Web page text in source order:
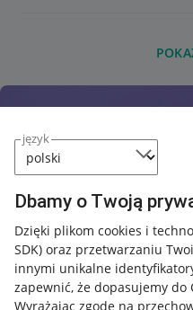
język
Dbamy o Twoją
Dzięki plikom cookies i
SDK) oraz przetwarzaniu
innymi unikalne
zapewnić, że dopasujemy
Wyrażając zgodę na